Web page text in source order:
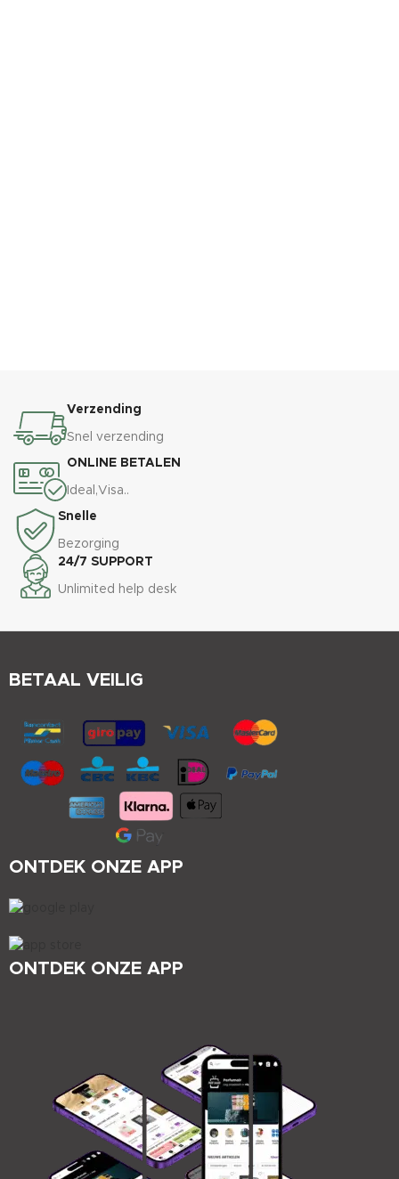
Verzending
Snel verzending
ONLINE BETALEN
Ideal,Visa..
Snelle
Bezorging
24/7 SUPPORT
Unlimited help desk
ONTDEK ONZE APP
ONTDEK ONZE APP
BETAAL VEILIG